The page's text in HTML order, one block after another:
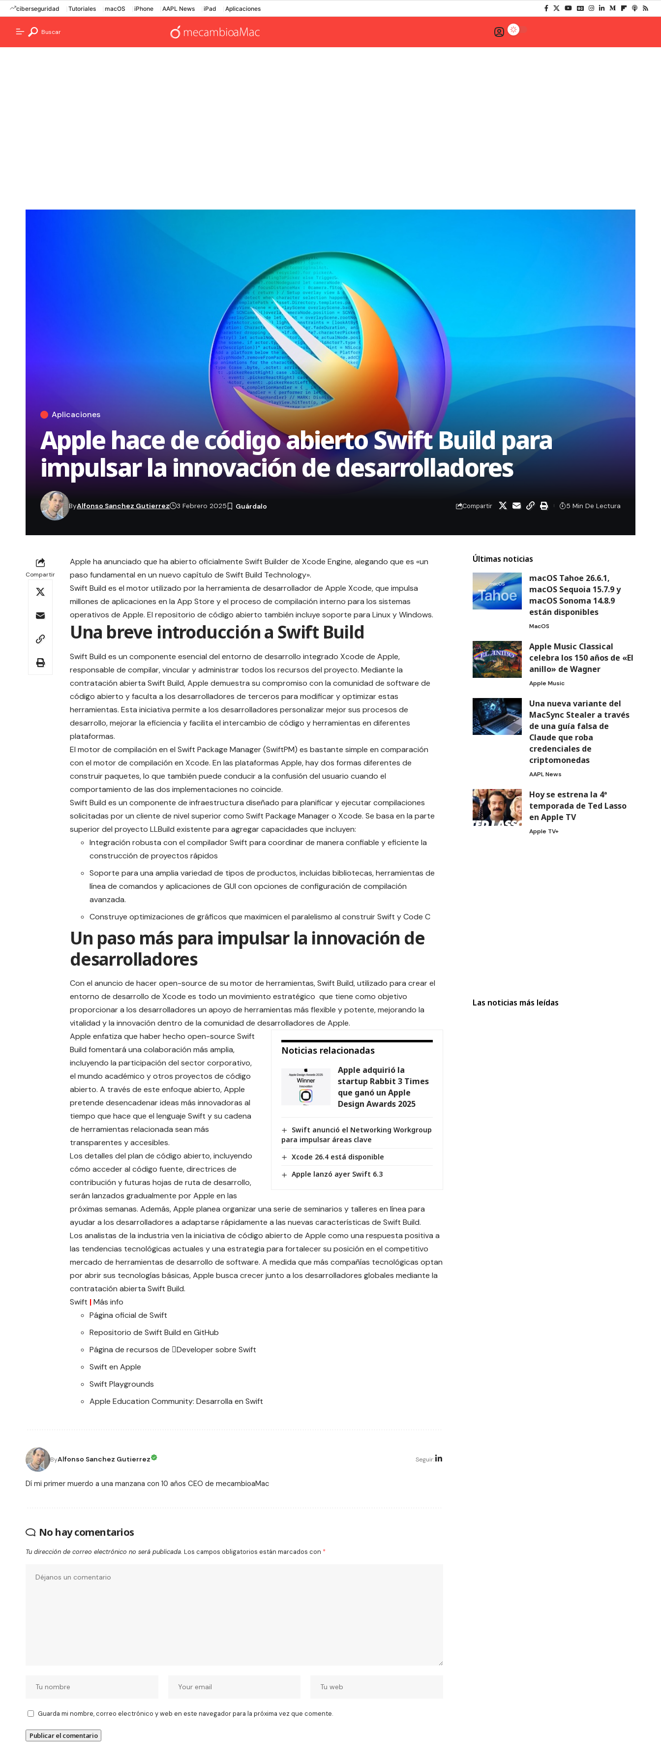
ciberseguridad Tutoriales macOS iPhone AAPL News iPad Aplicaciones
Buscar
Aplicaciones
Apple hace de código abierto Swift Build para
impulsar la innovación de desarrolladores
ByAlfonso Sanchez Gutierrez 3 Febrero 2025 Compartir 5 Min De Lectura
Compartir
Apple ha anunciado que ha abierto oficialmente Swift Builder de Xcode Engine, alegando que es «un
paso fundamental en un nuevo capítulo de Swift Build Technology».
Swift Build es el motor utilizado por la herramienta de desarrollador de Apple Xcode, que impulsa
millones de aplicaciones en la App Store y el proceso de compilación interno para los sistemas
operativos de Apple. El repositorio de código abierto también incluye soporte para Linux y Windows.
Una breve introducción a Swift Build
Swift Build es un componente esencial del entorno de desarrollo integrado Xcode de Apple,
responsable de compilar, vincular y administrar todos los recursos del proyecto. Mediante la
contratación abierta Swift Build, Apple demuestra su compromiso con la comunidad de software de
código abierto y faculta a los desarrolladores de terceros para modificar y optimizar estas
herramientas. Esta iniciativa permite a los desarrolladores personalizar mejor sus procesos de
desarrollo, mejorar la eficiencia y facilita el intercambio de código y herramientas en diferentes
plataformas.
El motor de compilación en el Swift Package Manager (SwiftPM) es bastante simple en comparación
con el motor de compilación en Xcode. En las plataformas Apple, hay dos formas diferentes de
construir paquetes, lo que también puede conducir a la confusión del usuario cuando el
comportamiento de las dos implementaciones no coincide.
Swift Build es un componente de infraestructura diseñado para planificar y ejecutar compilaciones
solicitadas por un cliente de nivel superior como Swift Package Manager o Xcode. Se basa en la parte
superior del proyecto LLBuild existente para agregar capacidades que incluyen:
Integración robusta con el compilador Swift para coordinar de manera confiable y eficiente la
construcción de proyectos rápidos
Soporte para una amplia variedad de tipos de productos, incluidas bibliotecas, herramientas de
línea de comandos y aplicaciones de GUI con opciones de configuración de compilación
avanzada.
Construye optimizaciones de gráficos que maximicen el paralelismo al construir Swift y Code C
Un paso más para impulsar la innovación de
desarrolladores
Con el anuncio de hacer open-source de su motor de herramientas, Swift Build, utilizado para crear el
entorno de desarrollo de Xcode es todo un movimiento estratégico que tiene como objetivo
proporcionar a los desarrolladores un apoyo de herramientas más flexible y potente, mejorando la
vitalidad y la innovación dentro de la comunidad de desarrolladores de Apple.
Noticias relacionadas
Apple adquirió la
startup Rabbit 3 Times
que ganó un Apple
Design Awards 2025
Swift anunció el Networking Workgroup
para impulsar áreas clave
Xcode 26.4 está disponible
Apple lanzó ayer Swift 6.3
Apple enfatiza que haber hecho open-source Swift
Build fomentará una colaboración más amplia,
incluyendo la participación del sector corporativo,
el mundo académico y otros proyectos de código
abierto. A través de este enfoque abierto, Apple
pretende desencadenar ideas más innovadoras al
tiempo que hace que el lenguaje Swift y su cadena
de herramientas relacionada sean más
transparentes y accesibles.
Los detalles del plan de código abierto, incluyendo
cómo acceder al código fuente, directrices de
contribución y futuras hojas de ruta de desarrollo,
serán lanzados gradualmente por Apple en las
próximas semanas. Además, Apple planea organizar una serie de seminarios y talleres en línea para
ayudar a los desarrolladores a adaptarse rápidamente a las nuevas características de Swift Build.
Los analistas de la industria ven la iniciativa de código abierto de Apple como una respuesta positiva a
las tendencias tecnológicas actuales y una estrategia para fortalecer su posición en el competitivo
mercado de herramientas de desarrollo de software. A medida que más compañías tecnológicas optan
por abrir sus tecnologías básicas, Apple busca crecer junto a los desarrolladores globales mediante la
contratación abierta Swift Build.
Swift |Más info
Página oficial de Swift
Repositorio de Swift Build en GitHub
Página de recursos de Developer sobre Swift
Swift en Apple
Swift Playgrounds
Apple Education Community: Desarrolla en Swift
ByAlfonso Sanchez Gutierrez Seguir:
Dí mi primer muerdo a una manzana con 10 años CEO de mecambioaMac
No hay comentarios
Tu dirección de correo electrónico no será publicada. Los campos obligatorios están marcados con *
Guarda mi nombre, correo electrónico y web en este navegador para la próxima vez que comente.
Últimas noticias
macOS Tahoe 26.6.1,
macOS Sequoia 15.7.9 y
macOS Sonoma 14.8.9
están disponibles
MacOS
Apple Music Classical
celebra los 150 años de «El
anillo» de Wagner
Apple Music
Una nueva variante del
MacSync Stealer a través
de una guía falsa de
Claude que roba
credenciales de
criptomonedas
AAPL News
Hoy se estrena la 4ª
temporada de Ted Lasso
en Apple TV
Apple TV+
Las noticias más leídas